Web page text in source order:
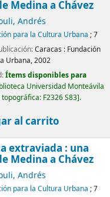
Medina a Chávez
Andrés
para la Cultura Urbana ; 7
Caracas : Fundación
Urbana,2002
Ítems disponibles para
Universidad Monteávila
F2326 S83 .
al carrito
extraviada : una
Medina a Chávez
Andrés
para la Cultura Urbana ; 7